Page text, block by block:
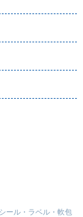
ール・ラベル・軟包